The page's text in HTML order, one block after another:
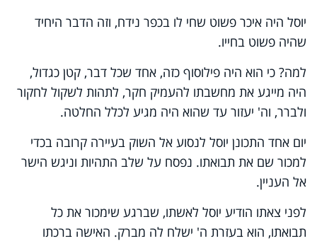
יוסל היה איכר פשוט שחי לו בכפר נידח, וזה הדבר היחיד
שהיה פשוט בחייו.
למה? כי הוא היה פילוסוף כזה, אחד שכל דבר, קטן כגדול,
היה מייגע את מחשבתו להעמיק חקר, לתהות לשקול לחקור
ולברר, וה' יעזור עד שהוא היה מגיע לכלל החלטה.
יום אחד התכונן יוסל לנסוע אל השוק בעיירה קרובה בכדי
למכור שם את תבואתו. נפסח על שלב התהיות וניגש הישר
אל העניין.
לפני צאתו הודיע יוסל לאשתו, שברגע שימכור את כל
תבואתו, הוא בעזרת ה' ישלח לה מברק. האישה ברכתו